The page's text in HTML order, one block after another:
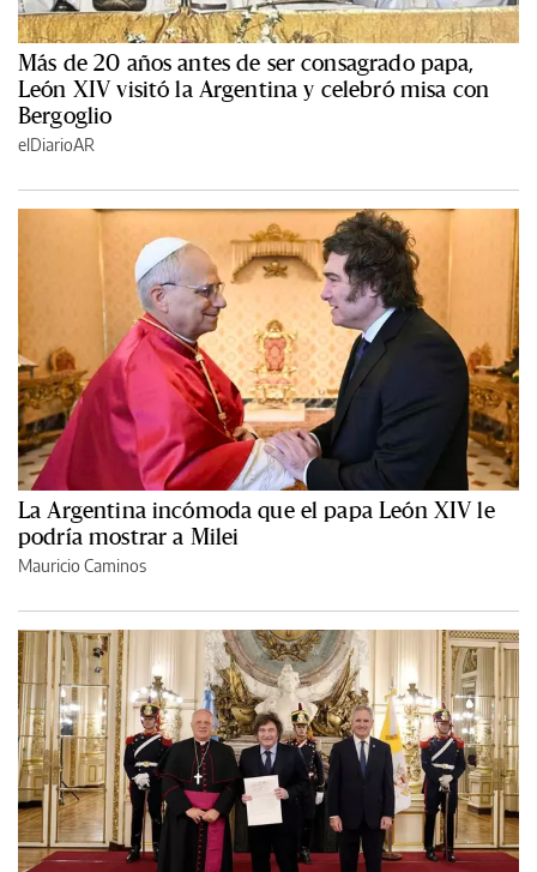
Más de 20 años antes de ser consagrado papa,
León XIV visitó la Argentina y celebró misa con
Bergoglio
elDiarioAR
La Argentina incómoda que el papa León XIV le
podría mostrar a Milei
Mauricio Caminos